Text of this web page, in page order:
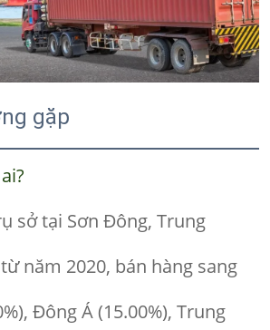
gặp
sở tại Sơn Đông, Trung
năm 2020, bán hàng sang
Đông Á (15.00%), Trung